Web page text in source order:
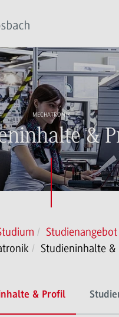
MECHATRONIK
&
Studieninhalte &
& Profil